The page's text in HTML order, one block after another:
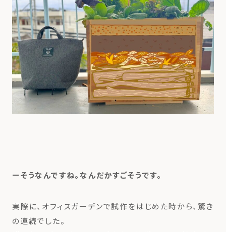
ーそうなんですね。なんだかすごそうです。
実際に、オフィスガーデンで試作をはじめた時から、驚き
の連続でした。